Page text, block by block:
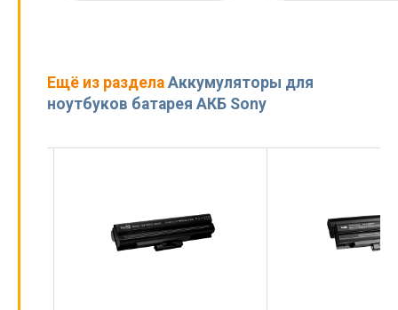
Ещё из раздела Аккумуляторы для
ноутбуков батарея АКБ Sony